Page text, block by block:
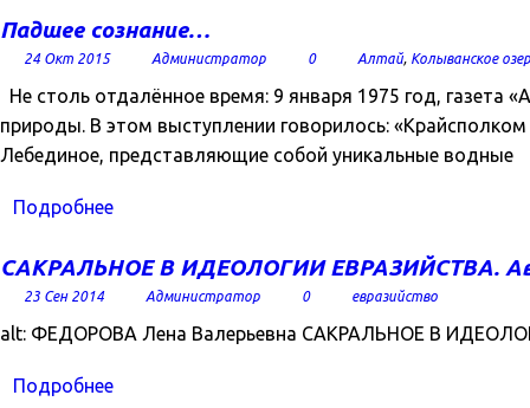
Падшее сознание…
24 Окт 2015 Администратор 0 Алтай, Колыванское
Не столь отдалённое время: 9 января 1975 год, газета
природы. В этом выступлении говорилось:
Лебединое, представляющие собой уникальные водные
Подробнее
САКРАЛЬНОЕ В ИДЕОЛОГИИ ЕВРАЗИЙСТВА.
23 Сен 2014 Администратор 0 евразийство
alt: ФЕДОРОВА Лена Валерьевна САКРАЛЬНОЕ В
Подробнее